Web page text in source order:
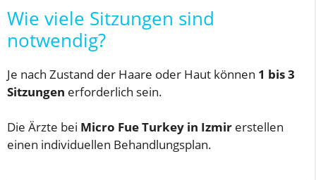
Wie viele Sitzungen sind
notwendig?
Je nach Zustand der Haare oder Haut können 1 bis 3
Sitzungen erforderlich sein.
Die Ärzte bei Micro Fue Turkey in Izmir erstellen
einen individuellen Behandlungsplan.